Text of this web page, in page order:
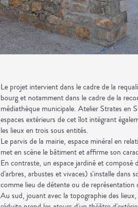
Le projet intervient dans le cadre de la
bourg et notamment dans le cadre de la
médiathèque municipale. Atelier Strates en
espaces extérieurs de cet îlot intégrant
les lieux en trois sous entités.
Le parvis de la mairie, espace minéral en
met en scène le bâtiment et affirme son
En contraste, un espace jardiné et composé
d'arbres, arbustes et vivaces) s'installe
comme lieu de détente ou de représentation
Au sud, jouant avec la topographie des